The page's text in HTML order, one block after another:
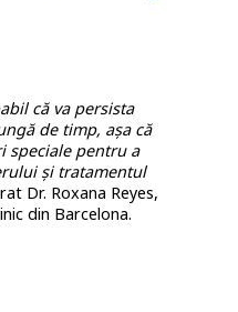
că va persista
de timp, așa că
speciale pentru a
și tratamentul
Dr. Roxana Reyes,
din Barcelona.